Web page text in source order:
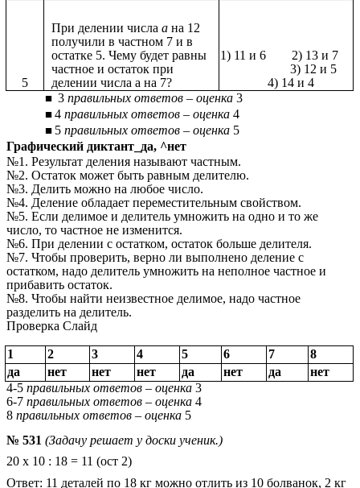
5
При делении числа а на 12
получили в частном 7 и в
остатке 5. Чему будет равны
частное и остаток при
делении числа а на 7?
1) 11 и 6 2) 13 и 7
3) 12 и 5
4) 14 и 4
3 правильных ответов – оценка 3
4 правильных ответов – оценка 4
5 правильных ответов – оценка 5
Графический диктант_да, ^нет
№1. Результат деления называют частным.
№2. Остаток может быть равным делителю.
№3. Делить можно на любое число.
№4. Деление обладает переместительным свойством.
№5. Если делимое и делитель умножить на одно и то же
число, то частное не изменится.
№6. При делении с остатком, остаток больше делителя.
№7. Чтобы проверить, верно ли выполнено деление с
остатком, надо делитель умножить на неполное частное и
прибавить остаток.
№8. Чтобы найти неизвестное делимое, надо частное
разделить на делитель.
Проверка Слайд
1 2 3 4 5 6 7
8
да
нет нет нет да нет да
нет
4-5 правильных ответов – оценка 3
6-7 правильных ответов – оценка 4
8 правильных ответов – оценка 5
№ 531 (Задачу решает у доски ученик.)
20 х 10 : 18 = 11 (ост 2)
Ответ: 11 деталей по 18 кг можно отлить из 10 болванок, 2 кг